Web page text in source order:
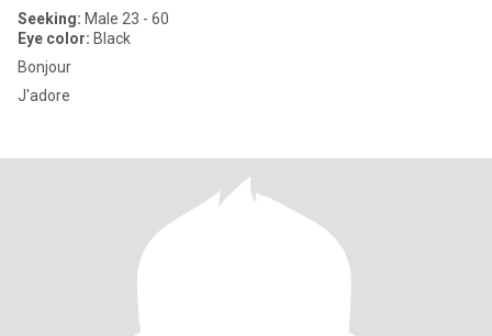
Seeking: Male 23 - 60
Eye color: Black
Bonjour
J'adore